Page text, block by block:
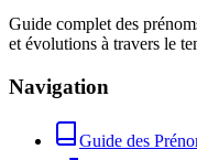
Guide complet des
et évolutions à travers le
Navigation
Guide des